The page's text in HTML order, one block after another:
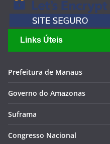
Links Úteis
Prefeitura de Manaus
Governo do Amazonas
Suframa
Congresso Nacional